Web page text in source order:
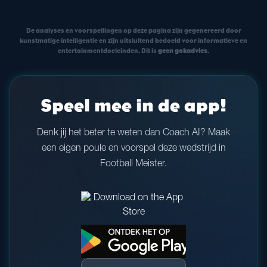
De analyses en voorspellingen op deze pagina zijn gegenereerd door
kunstmatige intelligentie en zijn uitsluitend bedoeld voor informatieve en
entertainmentdoeleinden. Dit is geen gokadvies.
Speel mee in de app!
Denk jij het beter te weten dan Coach AI? Maak
een eigen poule en voorspel deze wedstrijd in
Football Meister.